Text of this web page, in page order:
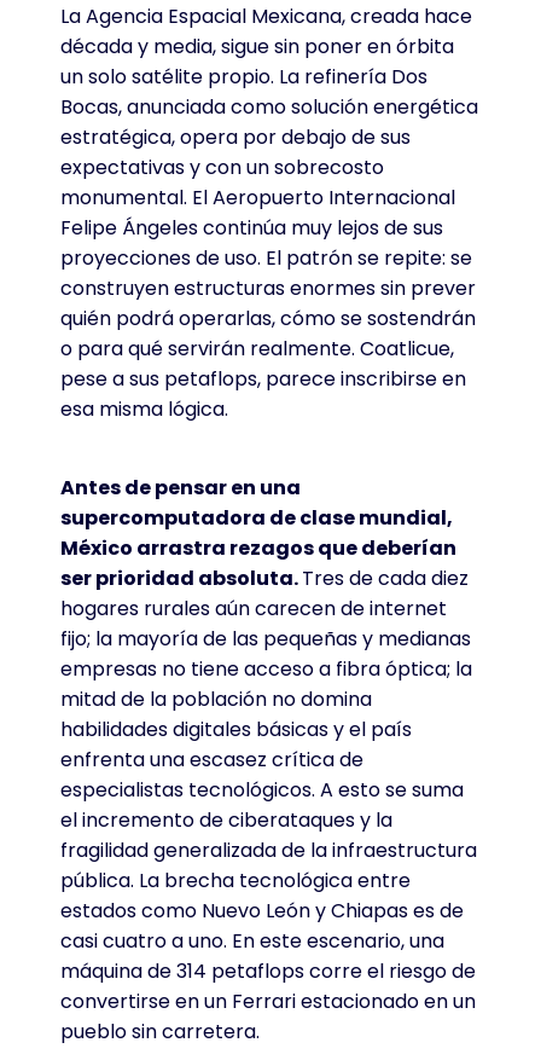
La Agencia Espacial Mexicana, creada hace
década y media, sigue sin poner en órbita
un solo satélite propio. La refinería Dos
Bocas, anunciada como solución energética
estratégica, opera por debajo de sus
expectativas y con un sobrecosto
monumental. El Aeropuerto Internacional
Felipe Ángeles continúa muy lejos de sus
proyecciones de uso. El patrón se repite: se
construyen estructuras enormes sin prever
quién podrá operarlas, cómo se sostendrán
o para qué servirán realmente. Coatlicue,
pese a sus petaflops, parece inscribirse en
esa misma lógica.
Antes de pensar en una
supercomputadora de clase mundial,
México arrastra rezagos que deberían
ser prioridad absoluta.Tres de cada diez
hogares rurales aún carecen de internet
fijo; la mayoría de las pequeñas y medianas
empresas no tiene acceso a fibra óptica; la
mitad de la población no domina
habilidades digitales básicas y el país
enfrenta una escasez crítica de
especialistas tecnológicos. A esto se suma
el incremento de ciberataques y la
fragilidad generalizada de la infraestructura
pública. La brecha tecnológica entre
estados como Nuevo León y Chiapas es de
casi cuatro a uno. En este escenario, una
máquina de 314 petaflops corre el riesgo de
convertirse en un Ferrari estacionado en un
pueblo sin carretera.